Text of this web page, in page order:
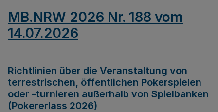
MB.NRW 2026 Nr. 188 vom
14.07.2026
Richtlinien über die Veranstaltung von
terrestrischen, öffentlichen Pokerspielen
oder -turnieren außerhalb von Spielbanken
(Pokererlass 2026)